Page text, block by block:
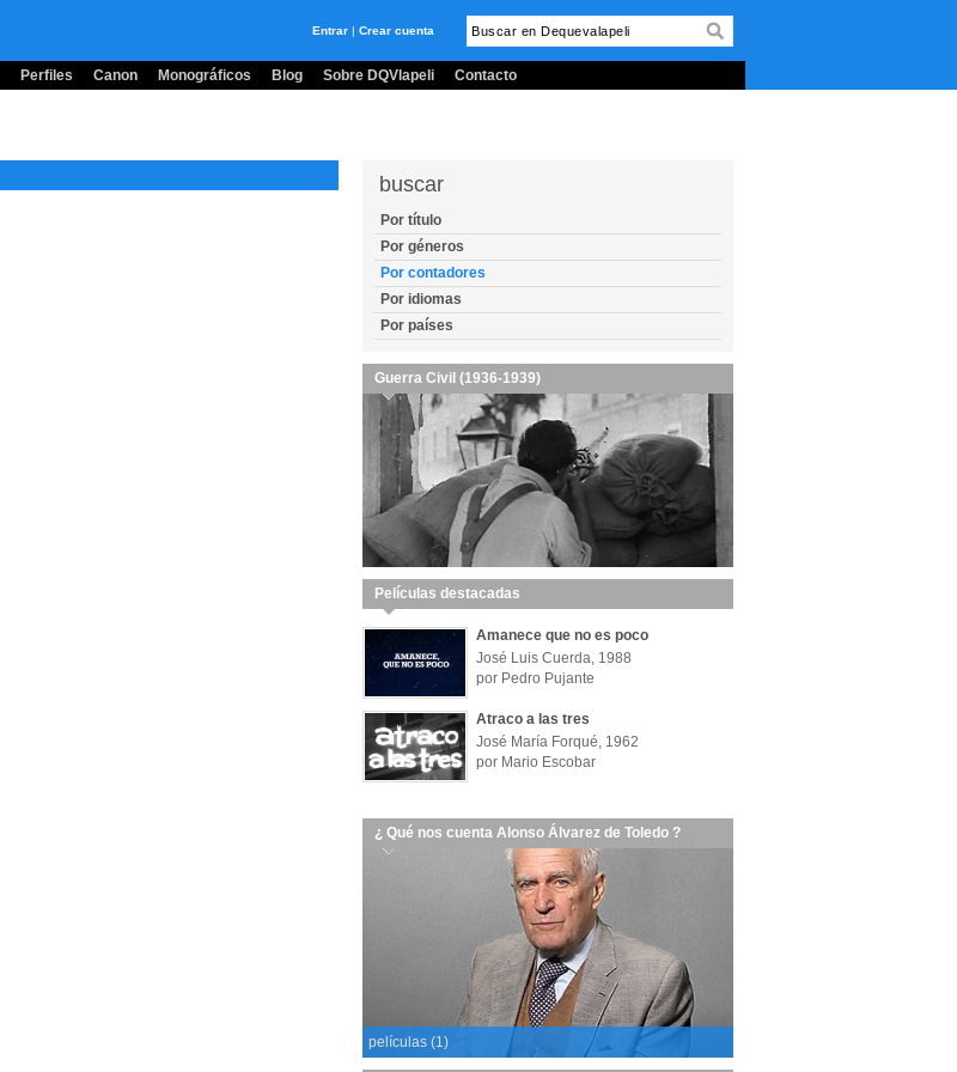
Entrar | Crear cuenta
Perfiles Canon Monográficos Blog Sobre DQVlapeli Contacto
buscar
Por título
Por géneros
Por contadores
Por idiomas
Por países
Guerra Civil (1936-1939)
Películas destacadas
Amanece que no es poco
José Luis Cuerda, 1988
por Pedro Pujante
Atraco a las tres
José María Forqué, 1962
por Mario Escobar
¿ Qué nos cuenta Alonso Álvarez de Toledo ?
películas (1)